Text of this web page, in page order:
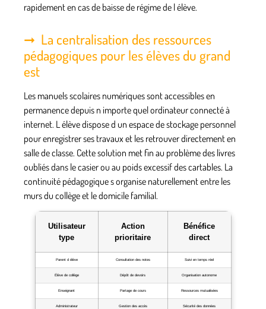
rapidement en cas de baisse de régime de l élève.
La centralisation des ressources
pédagogiques pour les élèves du grand
est
Les manuels scolaires numériques sont accessibles en
permanence depuis n importe quel ordinateur connecté à
internet. L élève dispose d un espace de stockage personnel
pour enregistrer ses travaux et les retrouver directement en
salle de classe. Cette solution met fin au problème des livres
oubliés dans le casier ou au poids excessif des cartables. La
continuité pédagogique s organise naturellement entre les
murs du collège et le domicile familial.
Utilisateur
type
Action
prioritaire
Bénéfice
direct
Parent d élève Consultation des notes Suivi en temps réel
Élève de collège Dépôt de devoirs Organisation autonome
Enseignant Partage de cours Ressources mutualisées
Administrateur Gestion des accès Sécurité des données